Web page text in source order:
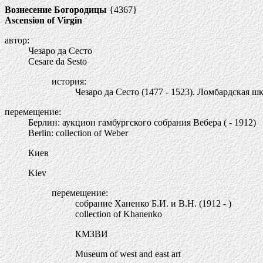
Вознесение Богородицы{4367}
Ascension of Virgin
автор:
Чезаро да Сесто
Cesare da Sesto
история:
Чезаро да Сесто (1477 - 1523). Ломбардская
перемещение:
Берлин: аукцион гамбургского собрания Вебера ( - 1912)
Berlin: collection of Weber
Киев
Kiev
перемещение:
собрание Ханенко Б.И. и В.Н. (1912 - )
collection of Khanenko
КМЗВИ
Museum of west and east art